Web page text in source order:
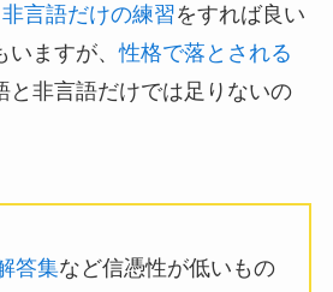
言語だけの練習をすれば良い
いますが、性格で落とされる
と非言語だけでは足りないの
答集など信憑性が低いもの